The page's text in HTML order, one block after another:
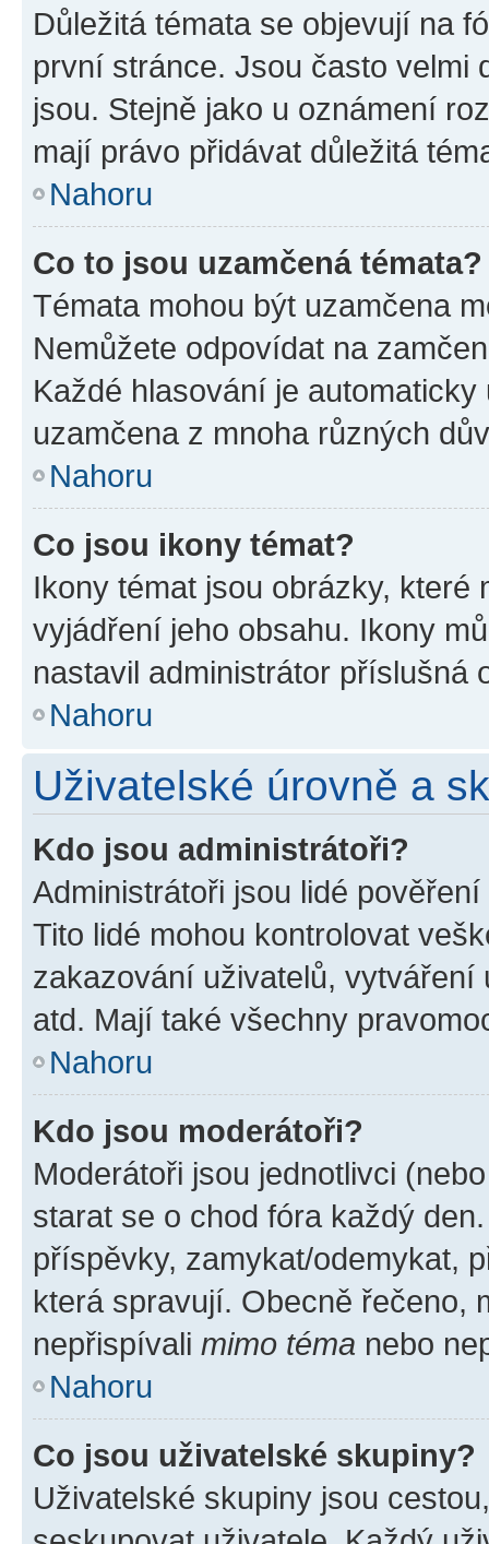
Důležitá témata se objevují na
první stránce. Jsou často velmi
jsou. Stejně jako u oznámení
mají právo přidávat důležitá
Nahoru
Co to jsou uzamčená témata?
Témata mohou být uzamčena
Nemůžete odpovídat na
Každé hlasování je
uzamčena z mnoha různých
Nahoru
Co jsou ikony témat?
Ikony témat jsou obrázky,
vyjádření jeho obsahu. Ikony
nastavil administrátor příslušná
Nahoru
Uživatelské úrovně a
Kdo jsou administrátoři?
Administrátoři jsou lidé
Tito lidé mohou kontrolovat
zakazování uživatelů,
atd. Mají také všechny
Nahoru
Kdo jsou moderátoři?
Moderátoři jsou jednotlivci
starat se o chod fóra každý
příspěvky, zamykat/odemykat,
která spravují. Obecně řečeno,
nepřispívali mimo téma nebo
Nahoru
Co jsou uživatelské skupiny?
Uživatelské skupiny jsou